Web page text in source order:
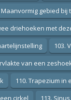
Maanvormig gebied
driehoeken met
103.
van een
110. Trapezium in
cirkel
113.